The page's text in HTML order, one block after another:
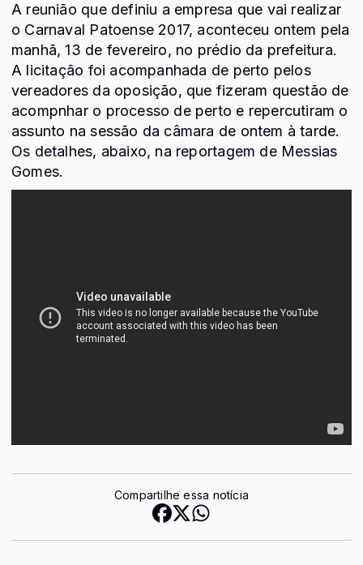
A reunião que definiu a empresa que vai realizar
o Carnaval Patoense 2017, aconteceu ontem pela
manhã, 13 de fevereiro, no prédio da prefeitura.
A licitação foi acompanhada de perto pelos
vereadores da oposição, que fizeram questão de
acompnhar o processo de perto e repercutiram o
assunto na sessão da câmara de ontem à tarde.
Os detalhes, abaixo, na reportagem de Messias
Gomes.
Compartilhe essa notícia